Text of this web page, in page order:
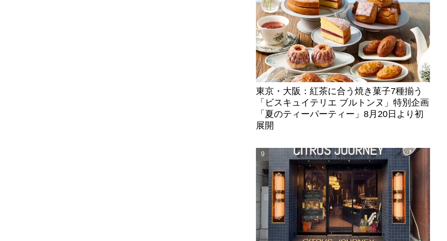
東京・大阪：紅茶に合う焼き菓子7種揃う
「ビスキュイテリエ ブルトンヌ」特別企画
「夏のティーパーティー」8月20日より初
展開